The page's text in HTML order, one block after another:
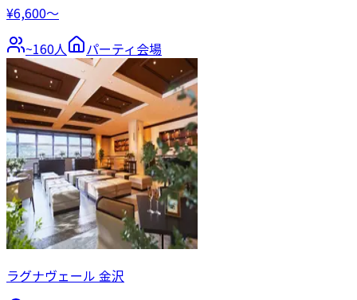
¥6,600〜
~160人 パーティ会場
ラグナヴェール 金沢